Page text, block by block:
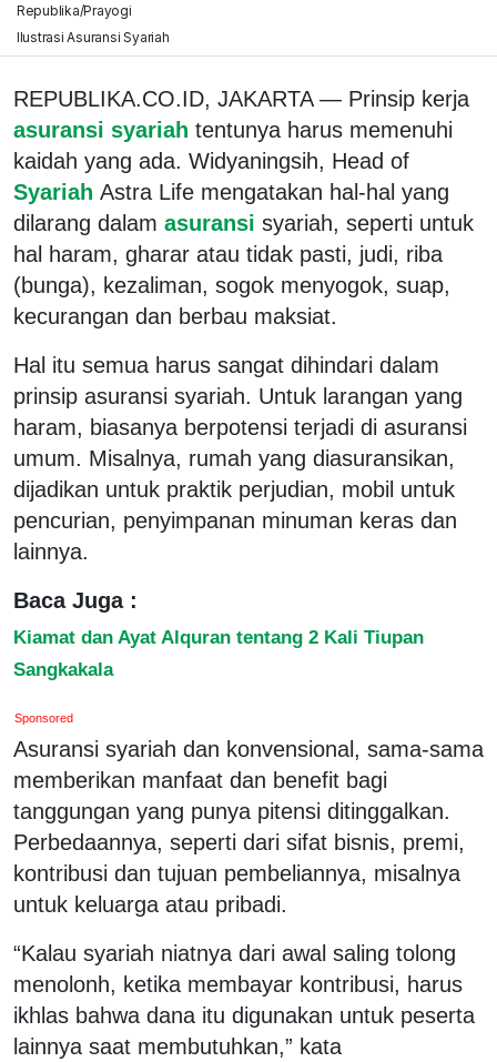
Republika/Prayogi
Ilustrasi Asuransi Syariah
REPUBLIKA.CO.ID, JAKARTA — Prinsip kerja
asuransi syariah tentunya harus memenuhi
kaidah yang ada. Widyaningsih, Head of
Syariah Astra Life mengatakan hal-hal yang
dilarang dalam asuransi syariah, seperti untuk
hal haram, gharar atau tidak pasti, judi, riba
(bunga), kezaliman, sogok menyogok, suap,
kecurangan dan berbau maksiat.
Hal itu semua harus sangat dihindari dalam
prinsip asuransi syariah. Untuk larangan yang
haram, biasanya berpotensi terjadi di asuransi
umum. Misalnya, rumah yang diasuransikan,
dijadikan untuk praktik perjudian, mobil untuk
pencurian, penyimpanan minuman keras dan
lainnya.
Baca Juga :
Kiamat dan Ayat Alquran tentang 2 Kali Tiupan
Sangkakala
Sponsored
Asuransi syariah dan konvensional, sama-sama
memberikan manfaat dan benefit bagi
tanggungan yang punya pitensi ditinggalkan.
Perbedaannya, seperti dari sifat bisnis, premi,
kontribusi dan tujuan pembeliannya, misalnya
untuk keluarga atau pribadi.
“Kalau syariah niatnya dari awal saling tolong
menolonh, ketika membayar kontribusi, harus
ikhlas bahwa dana itu digunakan untuk peserta
lainnya saat membutuhkan,” kata